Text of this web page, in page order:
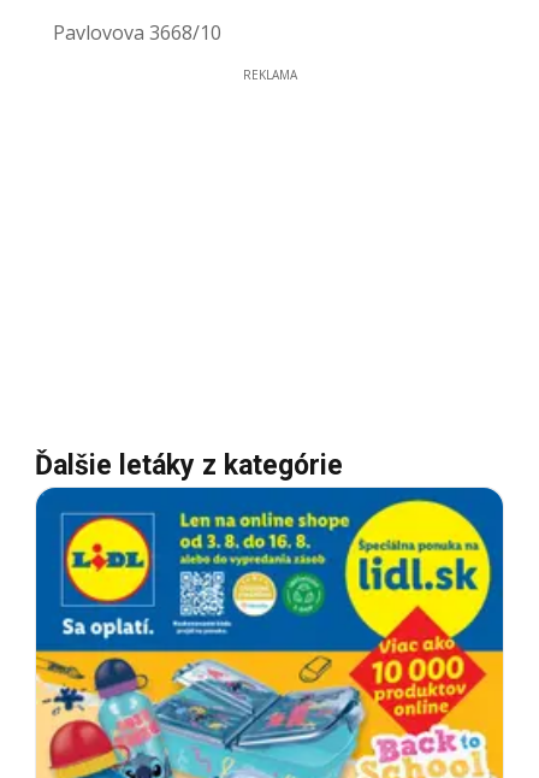
Pavlovova 3668/10
REKLAMA
Ďalšie letáky z kategórie